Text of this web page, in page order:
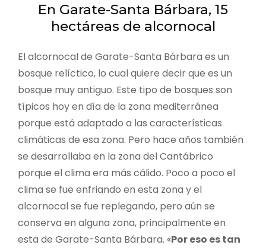
En Garate-Santa Bárbara, 15
hectáreas de alcornocal
El alcornocal de Garate-Santa Bárbara es un
bosque relíctico, lo cual quiere decir que es un
bosque muy antiguo. Este tipo de bosques son
típicos hoy en día de la zona mediterránea
porque está adaptado a las características
climáticas de esa zona. Pero hace años también
se desarrollaba en la zona del Cantábrico
porque el clima era más cálido. Poco a poco el
clima se fue enfriando en esta zona y el
alcornocal se fue replegando, pero aún se
conserva en alguna zona, principalmente en
esta de Garate-Santa Bárbara. «Por eso es tan